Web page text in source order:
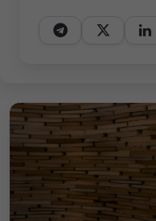
  